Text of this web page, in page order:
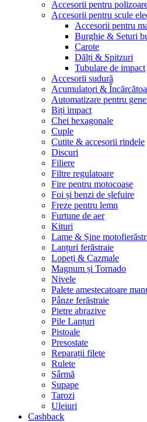
Accesorii pentru
Accesorii pentru scule
Accesorii pentru
Burghie & Seturi
Carote
Dălți & Spitzuri
Tubulare de impact
Accesorii sudură
Acumulatori &
Automatizare pentru
Biți impact
Chei hexagonale
Cuple
Cutite & accesorii rindele
Discuri
Filiere
Filtre regulatoare
Fire pentru motocoase
Foi și benzi de șlefuire
Freze pentru lemn
Furtune de aer
Kituri
Lame & Șine
Lanțuri ferăstraie
Lopeți & Cazmale
Magnum și Tornado
Nivele
Palete amestecatoare
Pânze ferăstraie
Pietre abrazive
Pile Lanțuri
Pistoale
Presostate
Reparații filete
Rulete
Sârmă
Supape
Tarozi
Uleiuri
Cashback